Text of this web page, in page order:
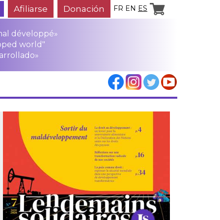
Afiliarse Donación FR EN ES
développé»
world"